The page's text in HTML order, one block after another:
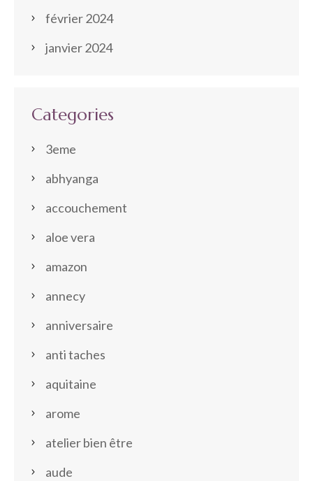
février 2024
janvier 2024
Categories
3eme
abhyanga
accouchement
aloe vera
amazon
annecy
anniversaire
anti taches
aquitaine
arome
atelier bien être
aude